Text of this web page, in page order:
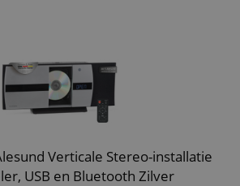
Verticale Stereo-installatie
USB en Bluetooth Zilver